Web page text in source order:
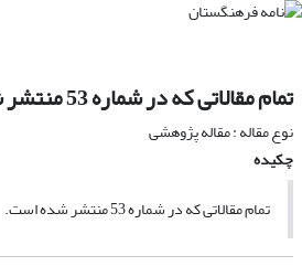
تمام مقالاتی که در شماره 53 منتشر شده است.
نوع مقاله : مقاله پژوهشی
چکیده
تمام مقالاتی که در شماره 53 منتشر شده است.